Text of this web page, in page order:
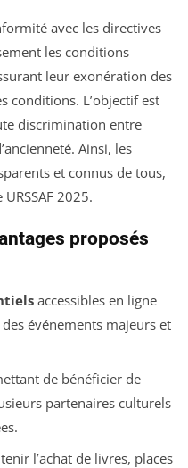
avec les directives
les conditions
leur exonération des
conditions. L’objectif est
discrimination entre
Ainsi, les
et connus de tous,
2025.
proposés
accessibles en ligne
événements majeurs et
de bénéficier de
partenaires culturels
l’achat de livres, places